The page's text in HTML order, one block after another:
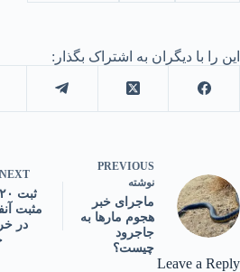
این را با دیگران به اشتراک بگذار:
PREVIOUS
نوشته
ماجرای خبر
هجوم مارها به
جاجرود
چیست؟
NEXT
مثبت
در
Leave a Reply